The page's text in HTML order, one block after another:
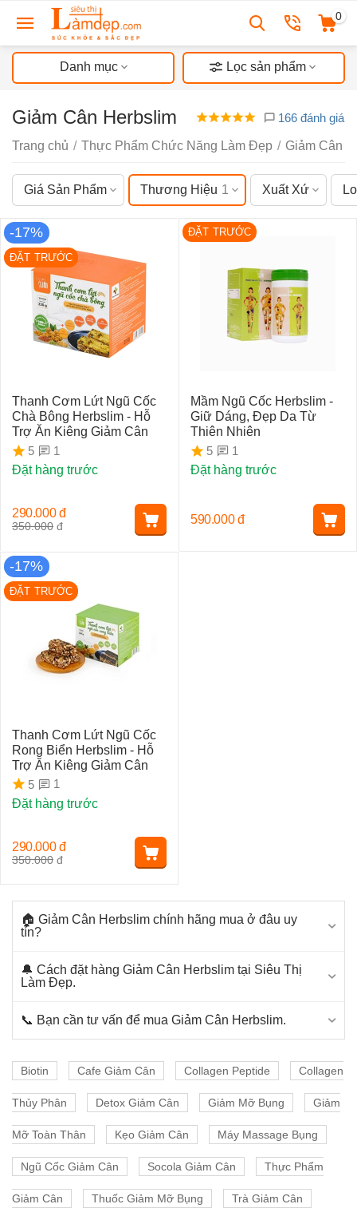
0
Danh mục Lọc sản phẩm
Giảm Cân Herbslim 166 đánh giá
Trang chủ / Thực Phẩm Chức Năng Làm Đẹp / Giảm Cân
Giá Sản Phẩm Thương Hiệu 1 Xuất Xứ
🏠 Giảm Cân Herbslim chính hãng mua ở đâu uy
tín?
🔔 Cách đặt hàng Giảm Cân Herbslim tại Siêu Thị
Làm Đẹp.
📞 Bạn cần tư vấn để mua Giảm Cân Herbslim.
-17%
ĐẶT TRƯỚC
Thanh Cơm Lứt Ngũ Cốc
Chà Bông Herbslim - Hỗ
Trợ Ăn Kiêng Giảm Cân
5
1
Đặt hàng trước
350.000 đ
290.000 đ
ĐẶT TRƯỚC
Mầm Ngũ Cốc Herbslim -
Giữ Dáng, Đẹp Da Từ
Thiên Nhiên
5
1
Đặt hàng trước
590.000 đ
-17%
ĐẶT TRƯỚC
Thanh Cơm Lứt Ngũ Cốc
Rong Biển Herbslim - Hỗ
Trợ Ăn Kiêng Giảm Cân
5
1
Đặt hàng trước
350.000 đ
290.000 đ
Biotin Cafe Giảm Cân Collagen Peptide Collagen
Thủy Phân Detox Giảm Cân Giảm Mỡ Bụng Giảm
Mỡ Toàn Thân Kẹo Giảm Cân Máy Massage Bụng
Ngũ Cốc Giảm Cân Socola Giảm Cân Thực Phẩm
Giảm Cân Thuốc Giảm Mỡ Bụng Trà Giảm Cân